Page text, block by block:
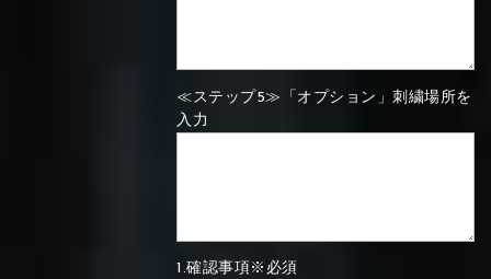
≪ステップ5≫「オプション」刺繍場所を
入力
1.確認事項※必須